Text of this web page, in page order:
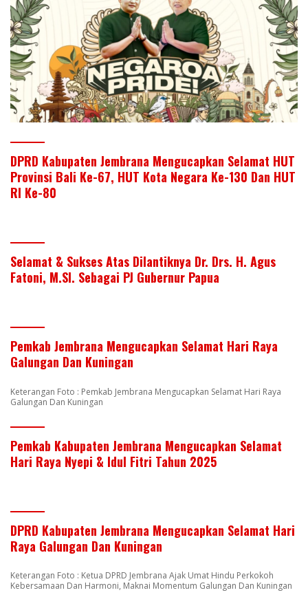
DPRD Kabupaten Jembrana Mengucapkan Selamat HUT
Provinsi Bali Ke-67, HUT Kota Negara Ke-130 Dan HUT
RI Ke-80
Selamat & Sukses Atas Dilantiknya Dr. Drs. H. Agus
Fatoni, M.SI. Sebagai PJ Gubernur Papua
Pemkab Jembrana Mengucapkan Selamat Hari Raya
Galungan Dan Kuningan
Keterangan Foto : Pemkab Jembrana Mengucapkan Selamat Hari Raya
Galungan Dan Kuningan
Pemkab Kabupaten Jembrana Mengucapkan Selamat
Hari Raya Nyepi & Idul Fitri Tahun 2025
DPRD Kabupaten Jembrana Mengucapkan Selamat Hari
Raya Galungan Dan Kuningan
Keterangan Foto : Ketua DPRD Jembrana Ajak Umat Hindu Perkokoh
Kebersamaan Dan Harmoni, Maknai Momentum Galungan Dan Kuningan